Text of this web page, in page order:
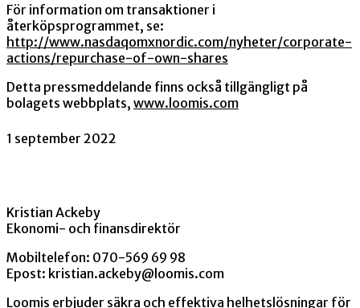
För information om transaktioner i
återköpsprogrammet, se:
http://www.nasdaqomxnordic.com/nyheter/corporate-
actions/repurchase-of-own-shares
Detta pressmeddelande finns också tillgängligt på
bolagets webbplats, www.loomis.com
1 september 2022
Kristian Ackeby
Ekonomi- och finansdirektör
Mobiltelefon: 070-569 69 98
Epost: kristian.ackeby@loomis.com
Loomis erbjuder säkra och effektiva helhetslösningar för